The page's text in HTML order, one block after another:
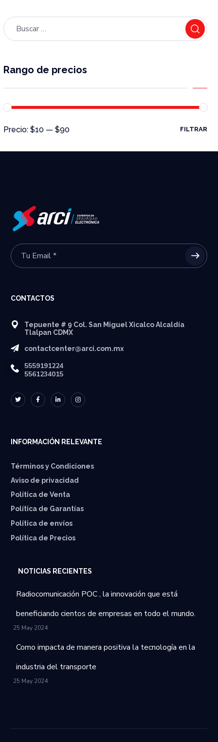
Rango de precios
FILTRAR
Precio:$10 —$90
CONTACTOS
Tepuente # 9 Col. San Miguel Xicalco Alcaldía
Tlalpan CDMX
contactcenter@arci.com.mx
5559191224
5561234015
INFORMACIÓN RELEVANTE
Términos y Condiciones
Aviso de privacidad
Política de Venta
Política de Garantías
⁠Política de envíos
Política de Precios
NOTICIAS RECIENTES
Radiocomunicación POC , la innovación que está
beneficiando cientos de empresas en todo el mundo.
25 May 2024
Como impacta de manera positiva la tecnología en la
industria del transporte
25 May 2024